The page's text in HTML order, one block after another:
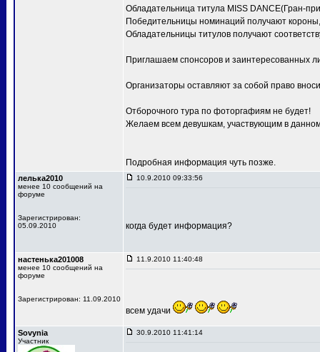
Обладательница титула MISS DANCE(Гран-
Победительницы номинаций получают
Обладательницы титулов получают
Приглашаем спонсоров и заинтересованных
Организаторы оставляют за собой право
Отборочного тура по фоторгафиям не будет!
Желаем всем девушкам, участвующим в данном
Подробная информация чуть позже.
лелька2010
менее 10 сообщений на
форуме
Зарегистрирован:
05.09.2010
10.9.2010 09:33:56
когда будет информация?
настенька201008
менее 10 сообщений на
форуме
Зарегистрирован: 11.09.2010
11.9.2010 11:40:48
всем удачи
Sovynia
Участник
30.9.2010 11:41:14